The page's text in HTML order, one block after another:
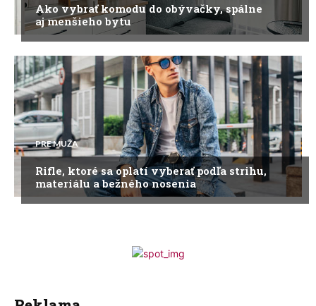
Ako vybrať komodu do obývačky, spálne
aj menšieho bytu
PRE MUŽA
Rifle, ktoré sa oplatí vyberať podľa strihu,
materiálu a bežného nosenia